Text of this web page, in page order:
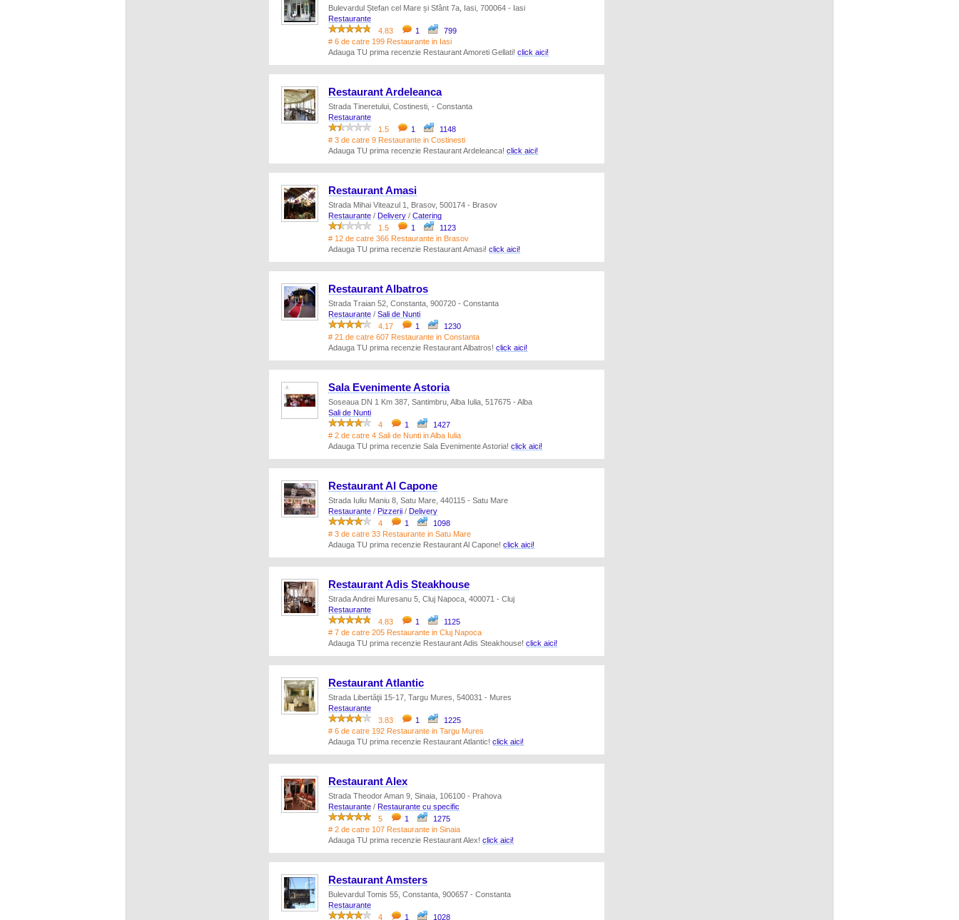
Bulevardul Ștefan cel Mare și Sfânt 7a, Iasi, 700064 - Iasi
Restaurante
4.83
1
799
# 6 de catre 199 Restaurante in Iasi
Adauga TU prima recenzie Restaurant Amoreti Gellati! click aici!
Restaurant Ardeleanca
Strada Tineretului, Costinesti, - Constanta
Restaurante
1.5
1
1148
# 3 de catre 9 Restaurante in Costinesti
Adauga TU prima recenzie Restaurant Ardeleanca! click aici!
Restaurant Amasi
Strada Mihai Viteazul 1, Brasov, 500174 - Brasov
Restaurante / Delivery / Catering
1.5
1
1123
# 12 de catre 366 Restaurante in Brasov
Adauga TU prima recenzie Restaurant Amasi! click aici!
Restaurant Albatros
Strada Traian 52, Constanta, 900720 - Constanta
Restaurante / Sali de Nunti
4.17
1
1230
# 21 de catre 607 Restaurante in Constanta
Adauga TU prima recenzie Restaurant Albatros! click aici!
Sala Evenimente Astoria
Soseaua DN 1 Km 387, Santimbru, Alba Iulia, 517675 - Alba
Sali de Nunti
4
1
1427
# 2 de catre 4 Sali de Nunti in Alba Iulia
Adauga TU prima recenzie Sala Evenimente Astoria! click aici!
Restaurant Al Capone
Strada Iuliu Maniu 8, Satu Mare, 440115 - Satu Mare
Restaurante / Pizzerii / Delivery
4
1
1098
# 3 de catre 33 Restaurante in Satu Mare
Adauga TU prima recenzie Restaurant Al Capone! click aici!
Restaurant Adis Steakhouse
Strada Andrei Muresanu 5, Cluj Napoca, 400071 - Cluj
Restaurante
4.83
1
1125
# 7 de catre 205 Restaurante in Cluj Napoca
Adauga TU prima recenzie Restaurant Adis Steakhouse! click aici!
Restaurant Atlantic
Strada Libertăţii 15-17, Targu Mures, 540031 - Mures
Restaurante
3.83
1
1225
# 6 de catre 192 Restaurante in Targu Mures
Adauga TU prima recenzie Restaurant Atlantic! click aici!
Restaurant Alex
Strada Theodor Aman 9, Sinaia, 106100 - Prahova
Restaurante / Restaurante cu specific
5
1
1275
# 2 de catre 107 Restaurante in Sinaia
Adauga TU prima recenzie Restaurant Alex! click aici!
Restaurant Amsters
Bulevardul Tomis 55, Constanta, 900657 - Constanta
Restaurante
4
1 1028